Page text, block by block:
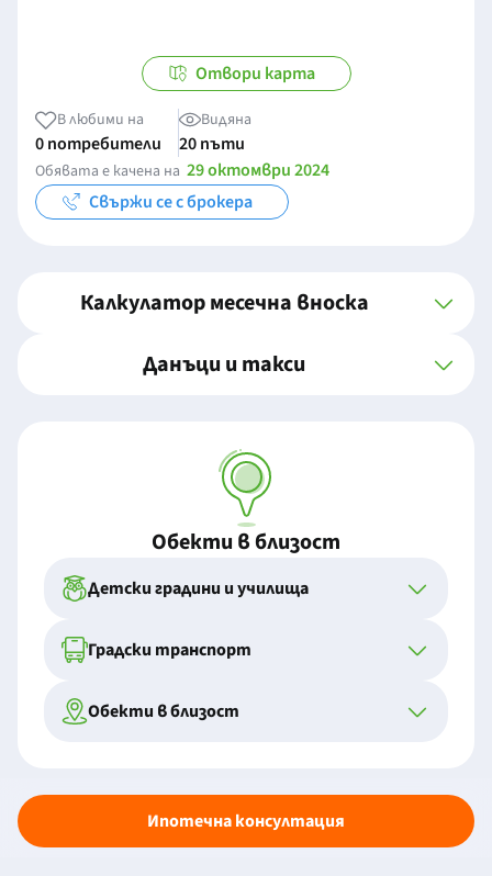
Отвори карта
В любими на
0 потребители
Видяна
20 пъти
Обявата е качена на 29 октомври 2024
Свържи се с брокера
Калкулатор месечна вноска
Данъци и такси
Обекти в близост
Детски градини и училища
Градски транспорт
Обекти в близост
Ипотечна консултация